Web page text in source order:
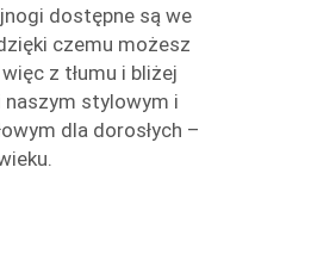
dostępne są we
czemu możesz
z tłumu i bliżej
stylowym i
dla dorosłych –